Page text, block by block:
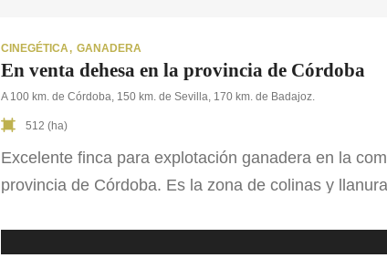
CINEGÉTICA GANADERA
En venta dehesa en la provincia de Córdoba
A 100 km. de Córdoba, 150 km. de Sevilla, 170 km. de Badajoz.
512 (ha)
Excelente finca para explotación ganadera en la
provincia de Córdoba. Es la zona de colinas y
con dispersos bosques de encinas, junto con